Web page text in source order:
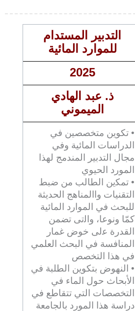
التدبير المستدام
للموارد المائية
2025
ذ. عبد الهادي
الميموني
• تكوين متخصصين في
الدراسات المائية وفي
مجال التدبير المندمج لهذا
المورد الحيوي
• ﺗﻤﻜين اﻟﻄﺎﻟﺐ ﻣﻦ ﺿﺒﻂ
اﻟﺘﻘﻨﻴﺎت واالمناهج الحدﻳﺜﺔ
للبحث في الموارد المائية
كمّا ونوعا، واﻟتى ﺗﻀﻤﻦ
اﻟﻘﺪرة ﻋلى خوض غمار
المناﻓﺴﺔ في البحث العلمي
في هذا التخصص
• النهوض بتكوين الطلبة في
الأبحاث حول الماء في
التخصصات التي تتقاطع في
دراسة هذا المورد بالجامعة